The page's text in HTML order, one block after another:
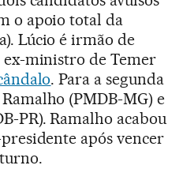
o apoio total da
Lúcio é irmão de
ministro de Temer
. Para a segunda
(PMDB-MG) e
PR). Ramalho acabou
após vencer